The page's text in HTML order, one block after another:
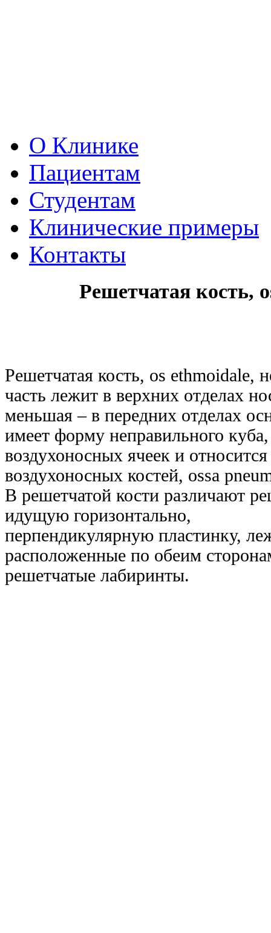
О Клинике
Пациентам
Студентам
Клинические примеры
Контакты
Решетчатая кость,
Решетчатая кость, os ethmoidale,
часть лежит в верхних отделах
меньшая – в передних отделах
имеет форму неправильного куба,
воздухоносных ячеек и
воздухоносных костей, ossa
В решетчатой кости различают
идущую горизонтально,
перпендикулярную пластинку,
расположенные по обеим
решетчатые лабиринты.